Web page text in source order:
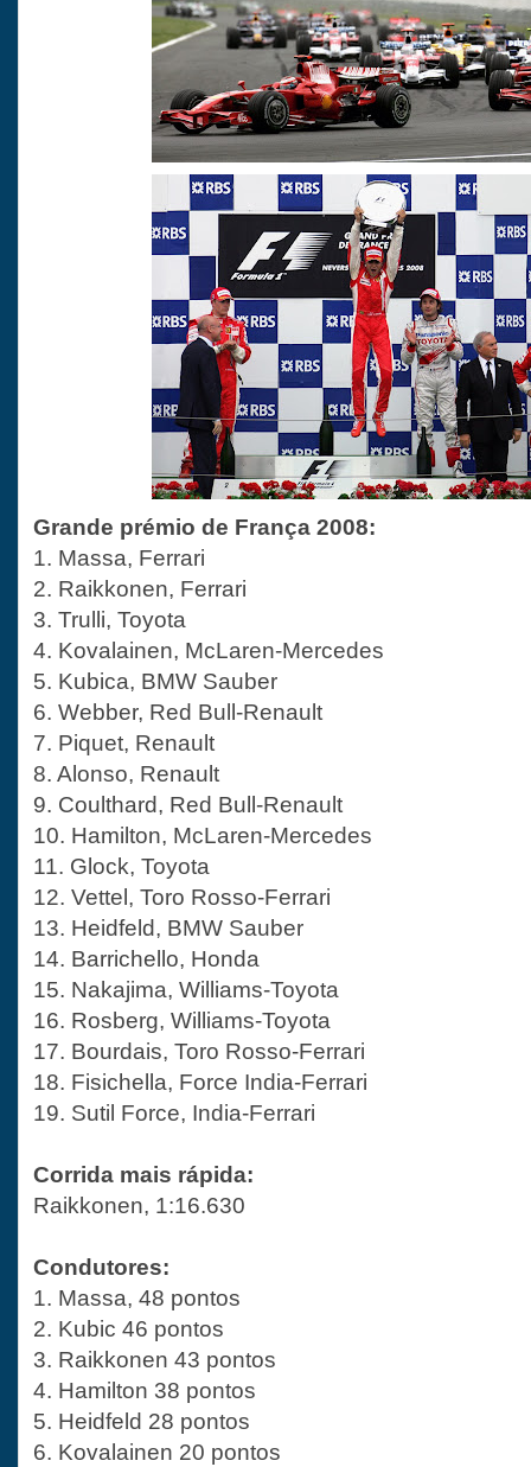
Grande prémio de França 2008:
1. Massa, Ferrari
2. Raikkonen, Ferrari
3. Trulli, Toyota
4. Kovalainen, McLaren-Mercedes
5. Kubica, BMW Sauber
6. Webber, Red Bull-Renault
7. Piquet, Renault
8. Alonso, Renault
9. Coulthard, Red Bull-Renault
10. Hamilton, McLaren-Mercedes
11. Glock, Toyota
12. Vettel, Toro Rosso-Ferrari
13. Heidfeld, BMW Sauber
14. Barrichello, Honda
15. Nakajima, Williams-Toyota
16. Rosberg, Williams-Toyota
17. Bourdais, Toro Rosso-Ferrari
18. Fisichella, Force India-Ferrari
19. Sutil Force, India-Ferrari
Corrida mais rápida:
Raikkonen, 1:16.630
Condutores:
1. Massa, 48 pontos
2. Kubic 46 pontos
3. Raikkonen 43 pontos
4. Hamilton 38 pontos
5. Heidfeld 28 pontos
6. Kovalainen 20 pontos